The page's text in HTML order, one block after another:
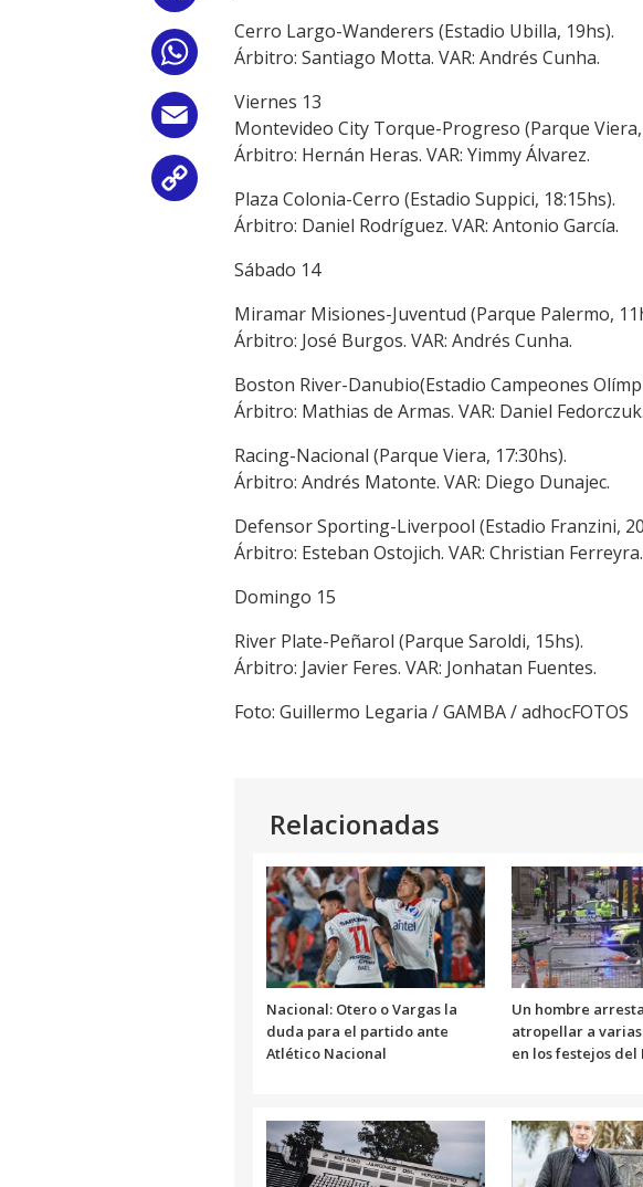
WhatsApp
Email
Link
Cerro Largo-Wanderers (Estadio Ubilla, 19hs).
Árbitro: Santiago Motta. VAR: Andrés Cunha.
Viernes 13
Montevideo City Torque-Progreso (Parque Viera,
Árbitro: Hernán Heras. VAR: Yimmy Álvarez.
Plaza Colonia-Cerro (Estadio Suppici, 18:15hs).
Árbitro: Daniel Rodríguez. VAR: Antonio García.
Sábado 14
Miramar Misiones-Juventud (Parque Palermo,
Árbitro: José Burgos. VAR: Andrés Cunha.
Boston River-Danubio(Estadio Campeones
Árbitro: Mathias de Armas. VAR: Daniel Fedorczuk.
Racing-Nacional (Parque Viera, 17:30hs).
Árbitro: Andrés Matonte. VAR: Diego Dunajec.
Defensor Sporting-Liverpool (Estadio Franzini,
Árbitro: Esteban Ostojich. VAR: Christian Ferreyra.
Domingo 15
River Plate-Peñarol (Parque Saroldi, 15hs).
Árbitro: Javier Feres. VAR: Jonhatan Fuentes.
Foto: Guillermo Legaria / GAMBA / adhocFOTOS
Relacionadas
Nacional: Otero o Vargas la
duda para el partido ante
Atlético Nacional
Un hombre
atropellar a
en los festejos del